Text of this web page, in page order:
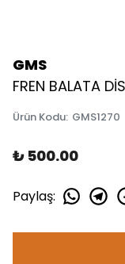
GMS
FREN BALATA
Ürün Kodu: GMS1270
₺ 500.00
Paylaş: